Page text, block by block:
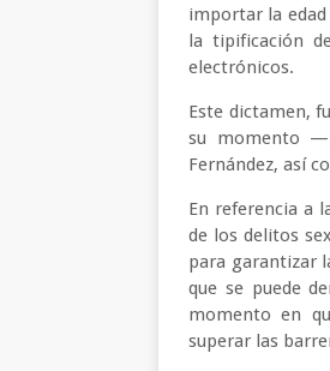
importar la
la tipificación
electrónicos.
Este dictamen,
su momento
Fernández, así
En referencia a
de los delitos
para garantizar
que se puede
momento en
superar las